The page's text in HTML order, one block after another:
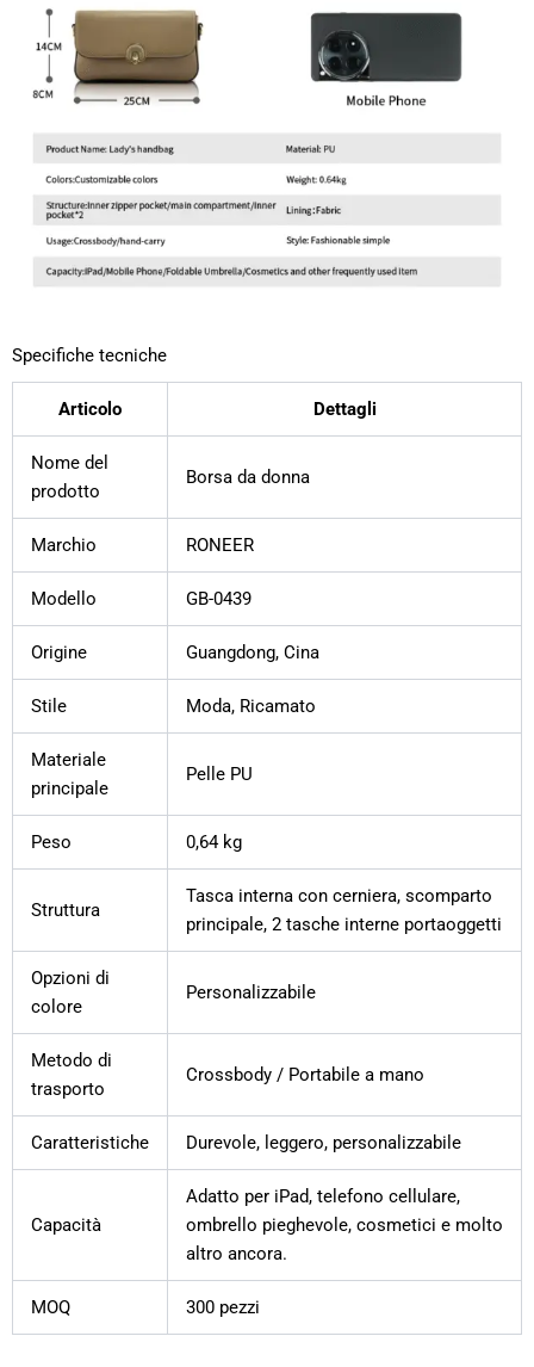
Specifiche tecniche
Articolo Dettagli
Nome del
prodotto
Borsa da donna
Marchio RONEER
Modello GB-0439
Origine Guangdong, Cina
Stile Moda, Ricamato
Materiale
principale
Pelle PU
Peso 0,64 kg
Struttura
Tasca interna con cerniera, scomparto
principale, 2 tasche interne portaoggetti
Opzioni di
colore
Personalizzabile
Metodo di
trasporto
Crossbody / Portabile a mano
Caratteristiche Durevole, leggero, personalizzabile
Capacità
Adatto per iPad, telefono cellulare,
ombrello pieghevole, cosmetici e molto
altro ancora.
MOQ 300 pezzi